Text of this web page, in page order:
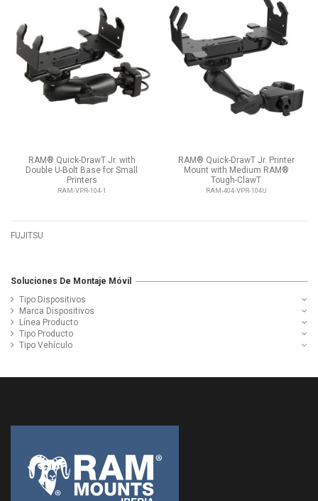
RAM® Quick-DrawT Jr. with
Double U-Bolt Base for Small
Printers
RAM-VPR-104-1
RAM® Quick-DrawT Jr. Printer
Mount with Medium RAM®
Tough-ClawT
RAM-404-VPR-104U
FUJITSU
Soluciones De Montaje Móvil
Tipo Dispositivos
Marca Dispositivos
Línea Producto
Tipo Producto
Tipo Vehículo